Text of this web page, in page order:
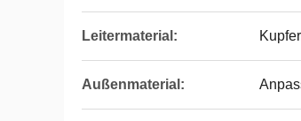
Leitermaterial:
Außenmaterial: